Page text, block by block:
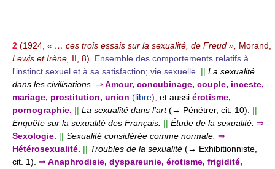
2 (1924, « … ces trois essais sur la sexualité, de Freud », Morand,
Lewis et Irène, II, 8).
Ensemble des comportements relatifs à
l'instinct sexuel et à sa satisfaction; vie sexuelle. || La sexualité
dans les civilisations. ⇒ Amour, concubinage, couple, inceste,
mariage, prostitution, union (libre); et aussi érotisme,
pornographie. || La sexualité dans l'art(→ Pénétrer, cit. 10).
||
Enquête sur la sexualité des Français. || Étude de la sexualité. ⇒
Sexologie. || Sexualité considérée comme normale. ⇒
Hétérosexualité. || Troubles de la sexualité (→ Exhibitionniste,
cit. 1). ⇒ Anaphrodisie, dyspareunie, érotisme, frigidité,